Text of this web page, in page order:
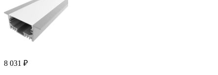
8 031 ₽